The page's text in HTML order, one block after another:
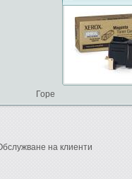
Горе
на клиенти